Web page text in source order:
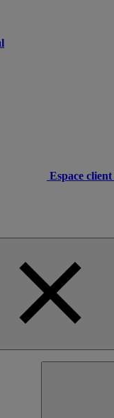
Espace client